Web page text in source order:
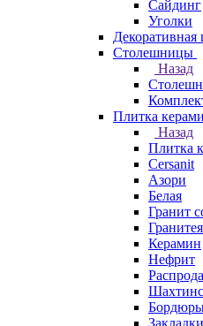
Сайдинг
Уголки
Декоративная
Столешницы
Назад
Плитка
Назад
Плитка
Cersanit
Азори
Белая
Гранит
Керамин
Нефрит
Закладки